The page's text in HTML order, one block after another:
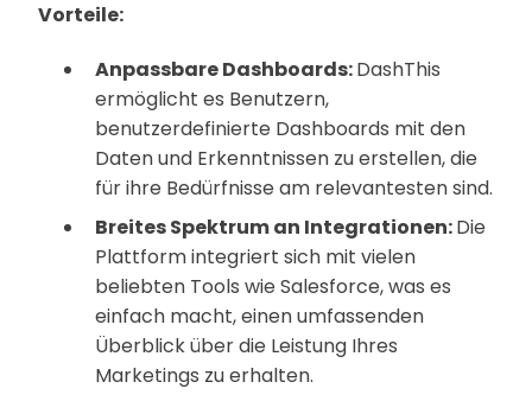
Vorteile:
Anpassbare Dashboards:DashThis
ermöglicht es Benutzern,
benutzerdefinierte Dashboards mit den
Daten und Erkenntnissen zu erstellen, die
für ihre Bedürfnisse am relevantesten sind.
Breites Spektrum an Integrationen:Die
Plattform integriert sich mit vielen
beliebten Tools wie Salesforce, was es
einfach macht, einen umfassenden
Überblick über die Leistung Ihres
Marketings zu erhalten.